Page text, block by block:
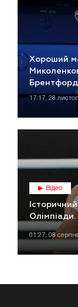
Хороший
Брентфорд
17:17, 28
Відео
01:27, 08